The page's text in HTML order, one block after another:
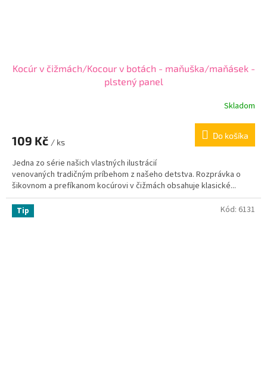
Kocúr v čižmách/Kocour v botách - maňuška/maňásek -
plstený panel
Skladom
109 Kč / ks
Do košíka
Jedna zo série našich vlastných ilustrácií
venovaných tradičným príbehom z našeho detstva. Rozprávka o
šikovnom a prefíkanom kocúrovi v čižmách obsahuje klasické...
Tip Kód: 6131